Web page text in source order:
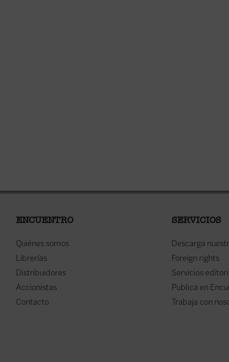
ENCUENTRO
Quiénes somos
Librerías
Distribuidores
Accionistas
Contacto
SERVICIOS
Descarga
Foreign rights
Servicios
Publica en
Trabaja con